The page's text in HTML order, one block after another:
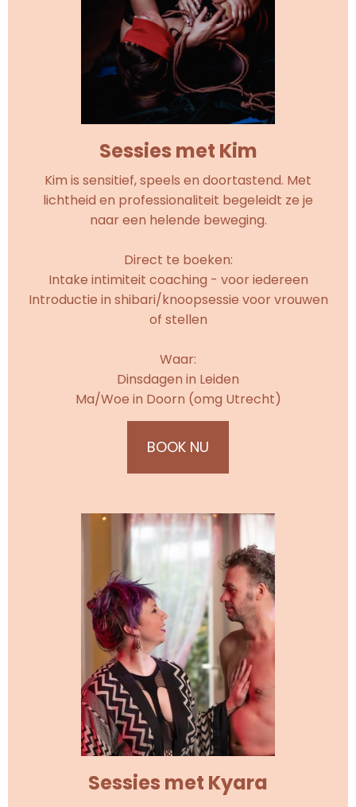
Sessies met Kim
Kim is sensitief, speels en doortastend. Met
lichtheid en professionaliteit begeleidt ze je
naar een helende beweging.
Direct te boeken:
Intake intimiteit coaching - voor iedereen
Introductie in shibari/knoopsessie voor vrouwen
of stellen
Waar:
Dinsdagen in Leiden
Ma/Woe in Doorn (omg Utrecht)
BOOK NU
Sessies met Kyara